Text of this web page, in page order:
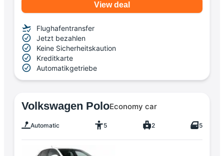
View deal
Flughafentransfer
Jetzt bezahlen
Keine Sicherheitskaution
Kreditkarte
Automatikgetriebe
Volkswagen PoloEconomy car
Automatic 5 2 5